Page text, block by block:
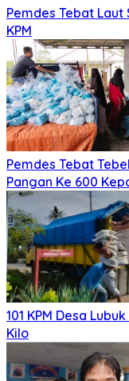
Pemdes Tebat Laut
KPM
Pemdes Tebat
Pangan Ke 600
101 KPM Desa
Kilo